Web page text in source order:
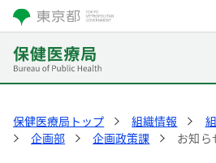
保健医療局トップ 組織情報
企画部
企画政策課 お知ら